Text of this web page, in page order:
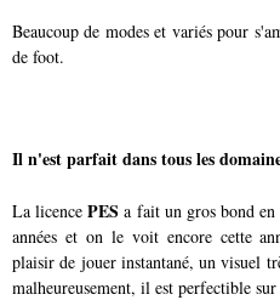
Beaucoup de modes et variés pour
de foot.
Il n'est parfait dans tous les
La licencePES a fait un gros bond en
années et on le voit encore cette
plaisir de jouer instantané, un visuel
malheureusement, il est perfectible